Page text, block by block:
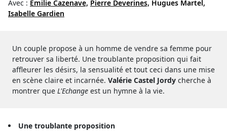
Avec : Emilie Cazenave, Pierre Deverines, Hugues Martel,
Isabelle Gardien
Un couple propose à un homme de vendre sa femme pour
retrouver sa liberté. Une troublante proposition qui fait
affleurer les désirs, la sensualité et tout ceci dans une mise
en scène claire et incarnée. Valérie Castel Jordy cherche à
montrer que L'Echange est un hymne à la vie.
Une troublante proposition